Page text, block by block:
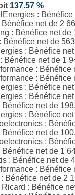
137.57 %
:
net de 2
: Bénéfice net de
: Bénéfice net de
: Bénéfice
: Bénéfice net de 1
: Bénéfice
: Bénéfice
: Bénéfice
: Bénéfice
Bénéfice net de
: Bénéfice
:
Bénéfice net de
:
Bénéfice net de 1
: Bénéfice net de
: Bénéfice
: Bénéfice net de 2
: Bénéfice